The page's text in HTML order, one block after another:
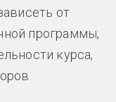
от
программы,
курса,